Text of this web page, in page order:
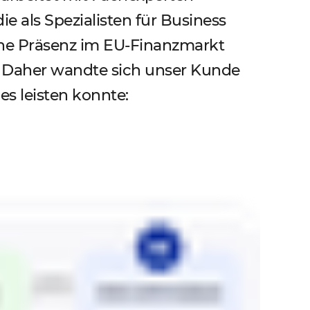
als Spezialisten für Business
Präsenz im EU-Finanzmarkt
wandte sich unser Kunde
leisten konnte: